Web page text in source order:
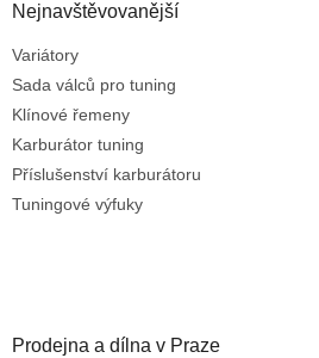
Nejnavštěvovanější
Variátory
Sada válců pro tuning
Klínové řemeny
Karburátor tuning
Příslušenství karburátoru
Tuningové výfuky
Prodejna a dílna v Praze